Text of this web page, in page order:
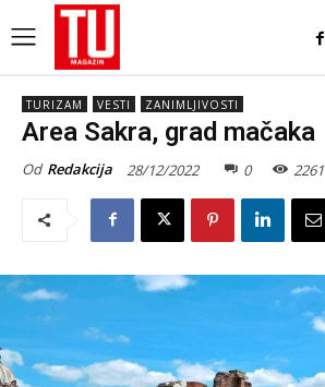
TURIZAM VESTI ZANIMLJIVOSTI
Area Sakra, grad mačaka
Od Redakcija 28/12/2022 0 2261